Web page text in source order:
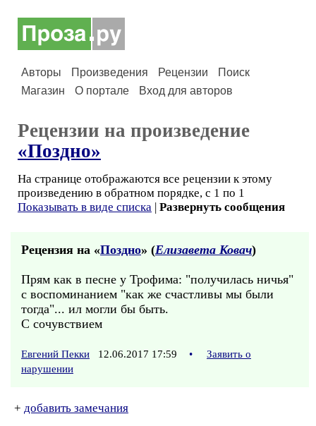
Авторы Произведения Рецензии
Поиск
Магазин
О портале Вход для авторов
Рецензии на произведение
«Поздно»
На странице отображаются все рецензии к этому
произведению в обратном порядке, с 1 по 1
Показывать в виде списка | Развернуть сообщения
Рецензия на «Поздно» (Елизавета Ковач)
Прям как в песне у Трофима: "получилась ничья"
с воспоминанием "как же счастливы мы были
тогда"... ил могли бы быть.
С сочувствием
Евгений Пекки 12.06.2017 17:59 •
Заявить о
нарушении
+ добавить замечания